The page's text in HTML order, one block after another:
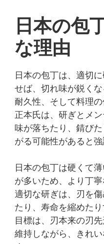
日本の包
な理由
日本の包丁は、適切
せば、切れ味が鋭くな
耐久性、そして料理
正本氏は、研ぎとメ
味が落ちたり、錆び
がる可能性があると強
日本の包丁は硬くて
が多いため、より丁
適切な研ぎは、刃を
たり、寿命を縮めた
目標は、刃本来の刃
維持しながら、きれ